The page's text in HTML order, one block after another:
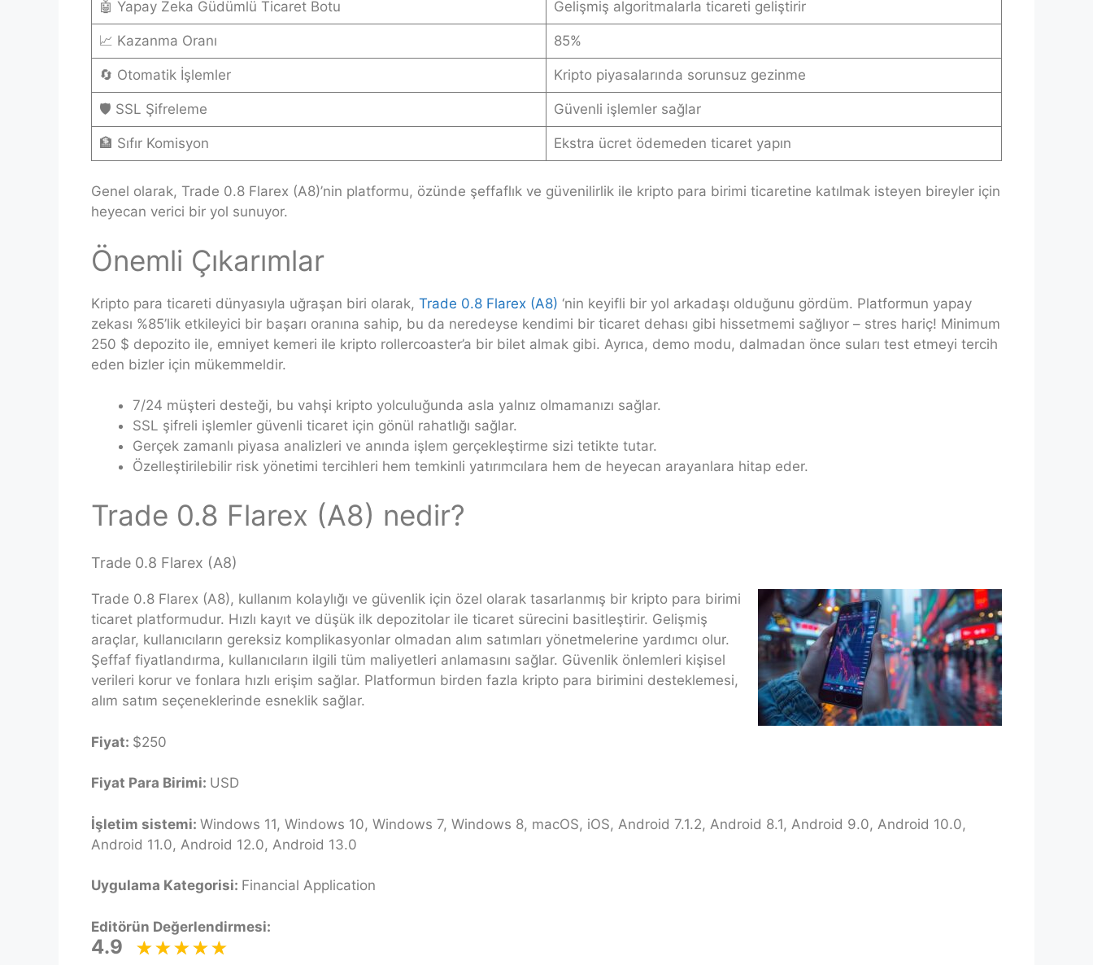
🤖 Yapay Zeka Güdümlü Ticaret Botu Gelişmiş algoritmalarla ticareti geliştirir
📈 Kazanma Oranı 85%
🔄 Otomatik İşlemler Kripto piyasalarında sorunsuz gezinme
🛡️ SSL Şifreleme Güvenli işlemler sağlar
🏦 Sıfır Komisyon Ekstra ücret ödemeden ticaret yapın
Genel olarak, Trade 0.8 Flarex (A8)’nin platformu, özünde şeffaflık ve güvenilirlik ile kripto para birimi ticaretine katılmak isteyen bireyler için
heyecan verici bir yol sunuyor.
Önemli Çıkarımlar
Kripto para ticareti dünyasıyla uğraşan biri olarak, Trade 0.8 Flarex (A8) ‘nin keyifli bir yol arkadaşı olduğunu gördüm. Platformun yapay
zekası %85’lik etkileyici bir başarı oranına sahip, bu da neredeyse kendimi bir ticaret dehası gibi hissetmemi sağlıyor – stres hariç! Minimum
250 $ depozito ile, emniyet kemeri ile kripto rollercoaster’a bir bilet almak gibi. Ayrıca, demo modu, dalmadan önce suları test etmeyi tercih
eden bizler için mükemmeldir.
7/24 müşteri desteği, bu vahşi kripto yolculuğunda asla yalnız olmamanızı sağlar.
SSL şifreli işlemler güvenli ticaret için gönül rahatlığı sağlar.
Gerçek zamanlı piyasa analizleri ve anında işlem gerçekleştirme sizi tetikte tutar.
Özelleştirilebilir risk yönetimi tercihleri hem temkinli yatırımcılara hem de heyecan arayanlara hitap eder.
Trade 0.8 Flarex (A8) nedir?
Trade 0.8 Flarex (A8)
Trade 0.8 Flarex (A8), kullanım kolaylığı ve güvenlik için özel olarak tasarlanmış bir kripto para birimi
ticaret platformudur. Hızlı kayıt ve düşük ilk depozitolar ile ticaret sürecini basitleştirir. Gelişmiş
araçlar, kullanıcıların gereksiz komplikasyonlar olmadan alım satımları yönetmelerine yardımcı olur.
Şeffaf fiyatlandırma, kullanıcıların ilgili tüm maliyetleri anlamasını sağlar. Güvenlik önlemleri kişisel
verileri korur ve fonlara hızlı erişim sağlar. Platformun birden fazla kripto para birimini desteklemesi,
alım satım seçeneklerinde esneklik sağlar.
Fiyat: $250
Fiyat Para Birimi: USD
İşletim sistemi: Windows 11, Windows 10, Windows 7, Windows 8, macOS, iOS, Android 7.1.2, Android 8.1, Android 9.0, Android 10.0,
Android 11.0, Android 12.0, Android 13.0
Uygulama Kategorisi: Financial Application
Editörün Değerlendirmesi:
4.9